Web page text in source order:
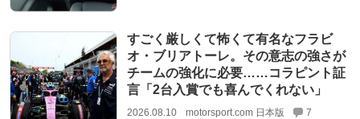
すごく厳しくて怖くて有名なフラビ
オ・ブリアトーレ。その意志の強さが
チームの強化に必要……コラピント証
言「2台入賞でも喜んでくれない」
2026.08.10 motorsport.com 日本版 7